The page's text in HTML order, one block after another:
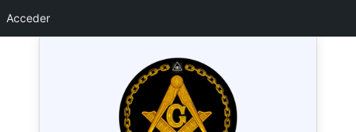
Acceder